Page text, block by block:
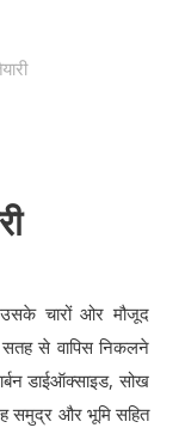
चारों ओर मौजूद
सतह से वापिस निकलने
डाईऑक्साइड, सोख
समुद्र और भूमि सहित